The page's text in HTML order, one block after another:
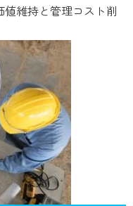
維持と管理コスト削